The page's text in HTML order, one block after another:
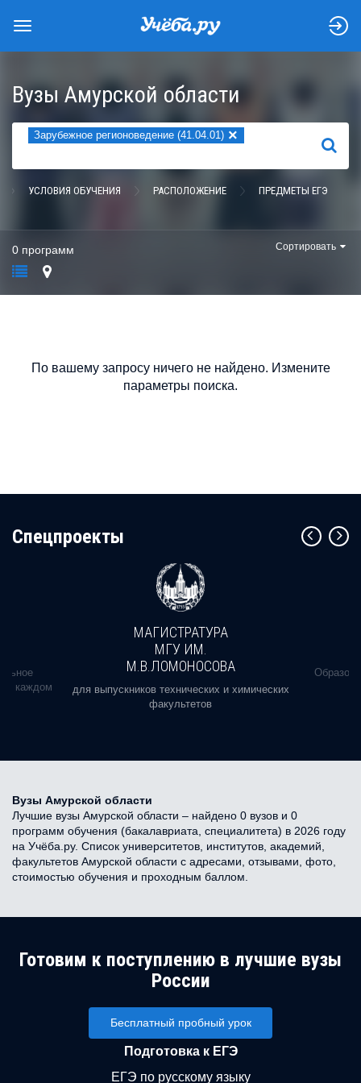
Вузы Амурской области
Зарубежное регионоведение (41.04.01) ×
НАЙТИ
УСЛОВИЯ ОБУЧЕНИЯ РАСПОЛОЖЕНИЕ ПРЕДМЕТЫ ЕГЭ
0 программ Сортировать
По вашему запросу ничего не найдено. Измените
параметры поиска.
Cпецпроекты
в каждом
МАГИСТРАТУРА
МГУ ИМ.
М.В.ЛОМОНОСОВА
для выпускников технических и химических
факультетов
Вузы Амурской области
Лучшие вузы Амурской области – найдено 0 вузов и 0
программ обучения (бакалавриата, специалитета) в 2026 году
на Учёба.ру. Список университетов, институтов, академий,
факультетов Амурской области с адресами, отзывами, фото,
стоимостью обучения и проходным баллом.
Готовим к поступлению в лучшие вузы
России
Бесплатный пробный урок
Подготовка к ЕГЭ
ЕГЭ по русскому языку